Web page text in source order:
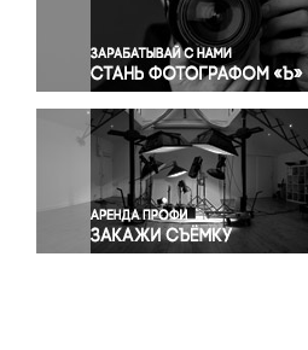
Правосудие
Происшествия и конфликты
Религия
Светская жизнь
Спорт
Экология
Экономика и бизнес